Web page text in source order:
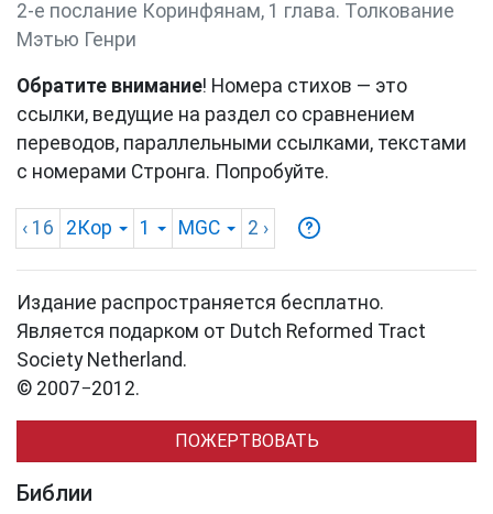
2-е послание Коринфянам, 1 глава. Толкование
Мэтью Генри
Обратите внимание! Номера стихов — это
ссылки, ведущие на раздел со сравнением
переводов, параллельными ссылками, текстами
с номерами Стронга. Попробуйте.
‹ 16 2Кор 1 MGC 2 ›
Издание распространяется бесплатно.
Является подарком от Dutch Reformed Tract
Society Netherland.
© 2007−2012.
ПОЖЕРТВОВАТЬ
Библии